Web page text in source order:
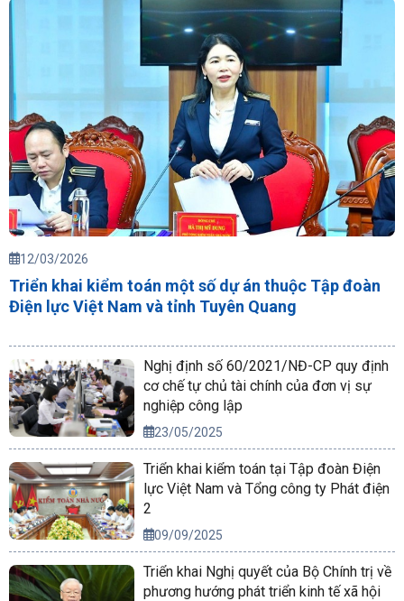
12/03/2026
Triển khai kiểm toán một số dự án thuộc Tập đoàn
Điện lực Việt Nam và tỉnh Tuyên Quang
Nghị định số 60/2021/NĐ-CP quy định
cơ chế tự chủ tài chính của đơn vị sự
nghiệp công lập
23/05/2025
Triển khai kiểm toán tại Tập đoàn Điện
lực Việt Nam và Tổng công ty Phát điện
2
09/09/2025
Triển khai Nghị quyết của Bộ Chính trị về
phương hướng phát triển kinh tế xã hội